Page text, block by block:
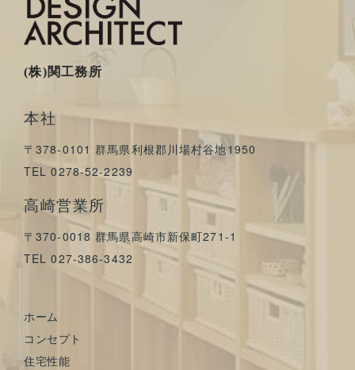
(株)関工務所
本社
〒378-0101 群馬県利根郡川場村谷地1950
TEL 0278-52-2239
高崎営業所
〒370-0018 群馬県高崎市新保町271-1
TEL 027-386-3432
ホーム
コンセプト
住宅性能